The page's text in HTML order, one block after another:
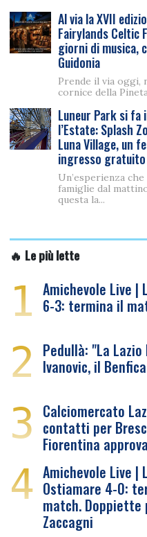
Al via la XVII
Fairylands Celtic
giorni di musica,
Guidonia
Prende il via oggi,
cornice della
Luneur Park si fa
l’Estate: Splash
Luna Village, un
ingresso gratuito
Un’esperienza
famiglie dal
questa la...
🔥 Le più lette
1 Amichevole Live |
6-3: termina il
2 Pedullà: "La
Ivanovic, il
3 Calciomercato
contatti per
Fiorentina
4 Amichevole Live |
Ostiamare 4-0:
match. Doppiette
Zaccagni